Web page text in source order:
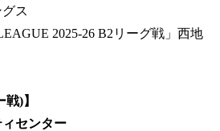
ス
2025-26 B2リーグ戦」西地
)】
センター